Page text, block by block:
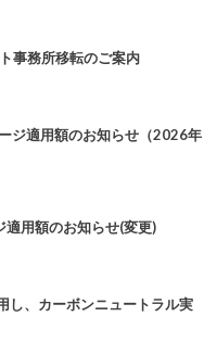
事務所移転のご案内
ジ適用額のお知らせ（2026年
用額のお知らせ(変更)
し、カーボンニュートラル実